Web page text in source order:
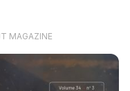
MAGAZINE